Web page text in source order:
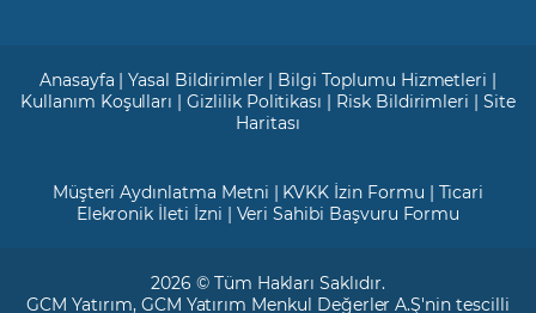
Anasayfa |Yasal Bildirimler | Bilgi Toplumu Hizmetleri |
Kullanım Koşulları |Gizlilik Politikası | Risk Bildirimleri |Site
Haritası
Müşteri Aydınlatma Metni | KVKK İzin Formu | Ticari
Elekronik İleti İzni | Veri Sahibi Başvuru Formu
2026 © Tüm Hakları Saklıdır.
GCM Yatırım, GCM Yatırım Menkul Değerler A.Ş'nin tescilli